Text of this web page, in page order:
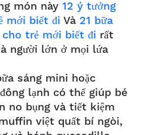
món này 12 ý tưởng
mới biết đi Và 21 bữa
trẻ mới biết đi rất
người lớn ở mọi lứa
sáng mini hoặc
lạnh có thể giúp bé
no bụng và tiết kiệm
việt quất bí ngòi,